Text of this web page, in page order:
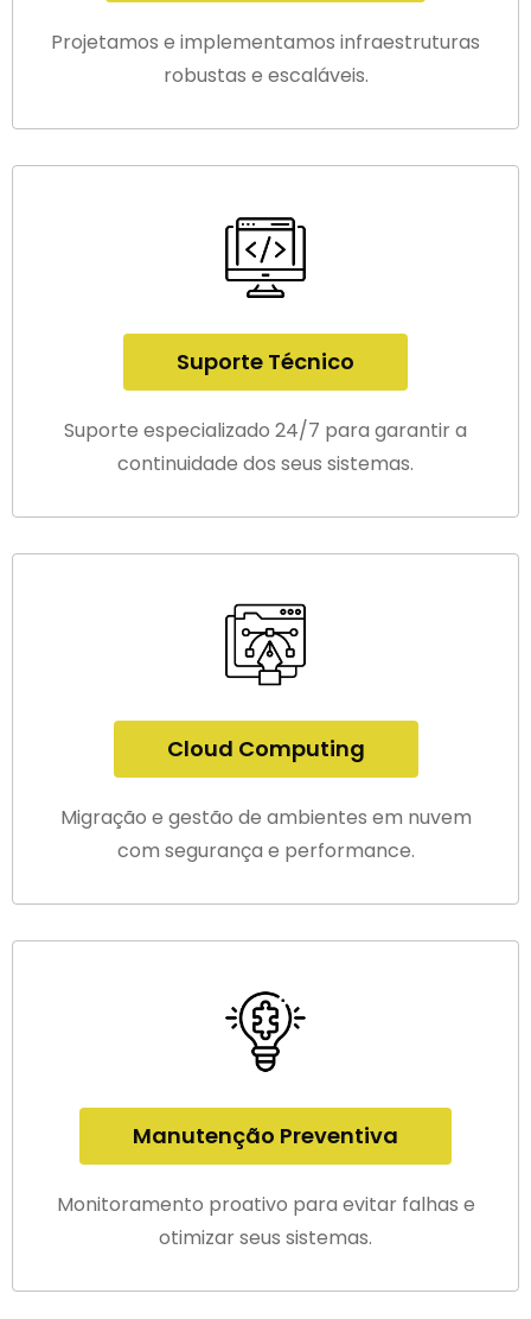
Projetamos e implementamos infraestruturas
robustas e escaláveis.
Suporte Técnico
Suporte especializado 24/7 para garantir a
continuidade dos seus sistemas.
Cloud Computing
Migração e gestão de ambientes em nuvem
com segurança e performance.
Manutenção Preventiva
Monitoramento proativo para evitar falhas e
otimizar seus sistemas.